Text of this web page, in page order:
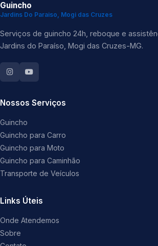
Guincho
Jardins Do Paraiso, Mogi das Cruzes
Serviços de guincho 24h, reboque e
Jardins do Paraíso, Mogi das Cruzes-MG.
Nossos Serviços
Guincho
Guincho para Carro
Guincho para Moto
Guincho para Caminhão
Transporte de Veículos
Links Úteis
Onde Atendemos
Sobre